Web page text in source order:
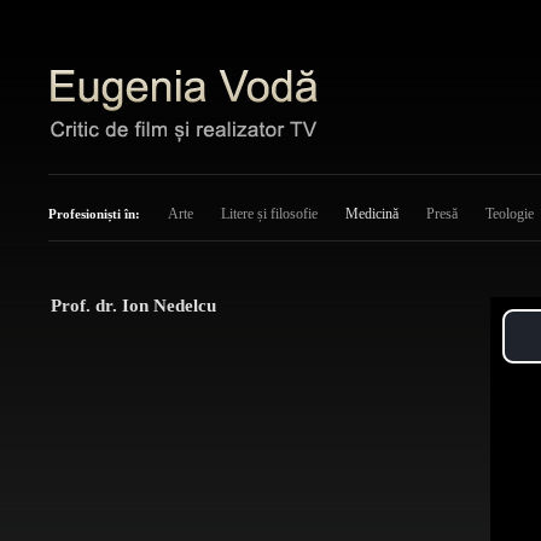
Profesioniști în: Arte Litere și filosofie Medicină Presă Teologie
Prof. dr. Ion Nedelcu